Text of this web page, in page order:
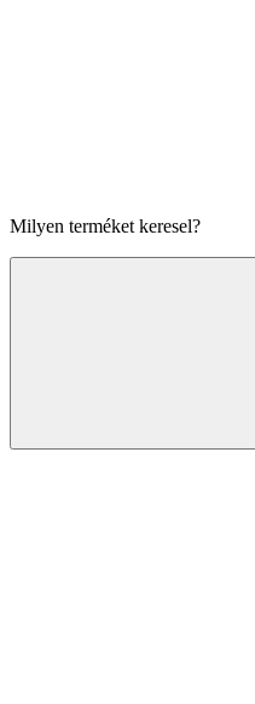
Milyen terméket keresel?